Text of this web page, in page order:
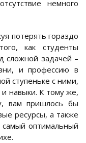
немного
потерять гораздо
как студенты
сложной задачей –
и профессию в
ступеньке с ними,
навыки. К тому же,
вам пришлось бы
ресурсы, а также
оптимальный